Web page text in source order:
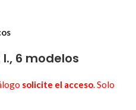
6 modelos
solicite el acceso. Solo